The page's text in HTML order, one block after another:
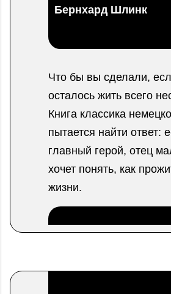
Бернхард Шлинк
Что бы вы сделали,
осталось жить всего
Книга классика
пытается найти ответ:
главный герой, отец
хочет понять, как
жизни.
.